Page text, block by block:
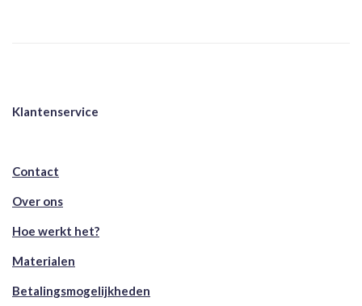
Klantenservice
Contact
Over ons
Hoe werkt het?
Materialen
Betalingsmogelijkheden